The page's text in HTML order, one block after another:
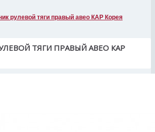
рулевой тяги правый авео КАР Корея
ТЯГИ ПРАВЫЙ АВЕО КАР